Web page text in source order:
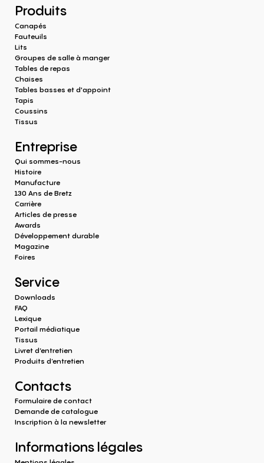
Produits
Canapés
Fauteuils
Lits
Groupes de salle à manger
Tables de repas
Chaises
Tables basses et d'appoint
Tapis
Coussins
Tissus
Entreprise
Qui sommes-nous
Histoire
Manufacture
130 Ans de Bretz
Carrière
Articles de presse
Awards
Développement durable
Magazine
Foires
Service
Downloads
FAQ
Lexique
Portail médiatique
Tissus
Livret d’entretien
Produits d‘entretien
Contacts
Formulaire de contact
Demande de catalogue
Inscription à la newsletter
Informations légales